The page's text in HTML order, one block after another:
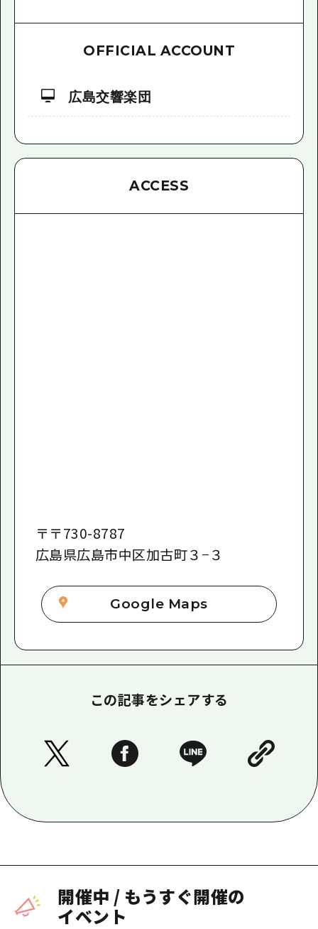
OFFICIAL ACCOUNT
広島交響楽団
ACCESS
〒 〒730-8787
広島県広島市中区加古町３−３
Google Maps
この記事をシェアする
開催中 / もうすぐ開催の
イベント